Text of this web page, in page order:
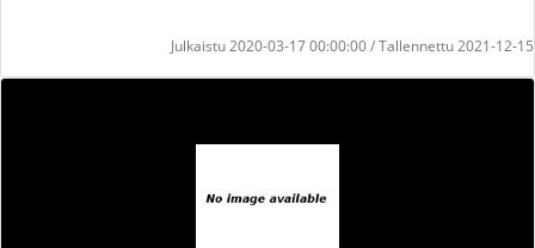
Julkaistu 2020-03-17 00:00:00 / Tallennettu 2021-12-15